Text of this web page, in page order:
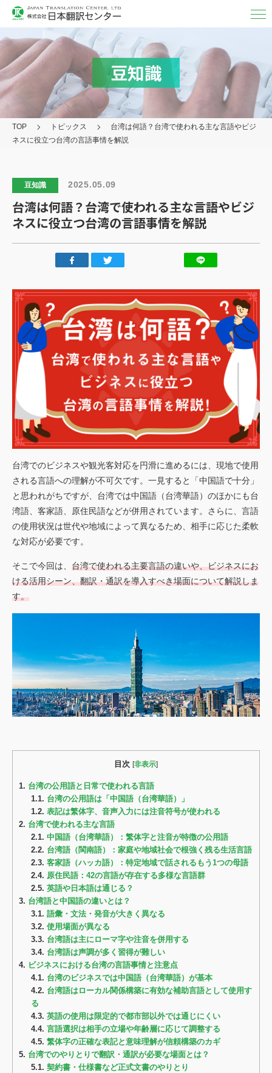
翻訳
MTPE（機械チェック）
映像字幕
対応フォーマット
アフターケア
その他のサービス
日本翻訳センターについて
私たちの強み
行動規範
会社概要
アクセスマップ
お客様 の声
実績
トピックス
ご利用案内
お見積もり依頼
Language
豆知識
TOP トピックス
台湾は何語？台湾で使われる主な言語やビジ
ネスに役立つ台湾の言語事情を解説
豆知識 2025.05.09
台湾は何語？台湾で使われる主な言語やビジ
ネスに役立つ台湾の言語事情を解説
台湾でのビジネスや観光客対応を円滑に進めるには、現地で使用
される言語への理解が不可欠です。一見すると「中国語で十分」
と思われがちですが、台湾では中国語（台湾華語）のほかにも台
湾語、客家語、原住民語などが併用されています。さらに、言語
の使用状況は世代や地域によって異なるため、相手に応じた柔軟
な対応が必要です。
そこで今回は、 台湾で使われる主要言語の違いや、ビジネスにお
ける活用シーン、翻訳・通訳を導入すべき場面について解説しま
す。
目次 [非表示]
1. 台湾の公用語と日常で使われる言語
1.1. 台湾の公用語は「中国語（台湾華語）」
1.2. 表記は繁体字、音声入力には注音符号が使われる
2. 台湾で使われる主な言語
2.1. 中国語（台湾華語）：繁体字と注音が特徴の公用語
2.2. 台湾語（閩南語）：家庭や地域社会で根強く残る生活言語
2.3. 客家語（ハッカ語）：特定地域で話されるもう1つの母語
2.4. 原住民語：42の言語が存在する多様な言語群
2.5. 英語や日本語は通じる？
3. 台湾語と中国語の違いとは？
3.1. 語彙・文法・発音が大きく異なる
3.2. 使用場面が異なる
3.3. 台湾語は主にローマ字や注音を併用する
3.4. 台湾語は声調が多く習得が難しい
4. ビジネスにおける台湾の言語事情と注意点
4.1. 台湾のビジネスでは中国語（台湾華語）が基本
4.2. 台湾語はローカル関係構築に有効な補助言語として使用す
る
4.3. 英語の使用は限定的で都市部以外では通じにくい
4.4. 言語選択は相手の立場や年齢層に応じて調整する
4.5. 繁体字の正確な表記と意味理解が信頼構築のカギ
5. 台湾でのやりとりで翻訳・通訳が必要な場面とは？
5.1. 契約書・仕様書など正式文書のやりとり